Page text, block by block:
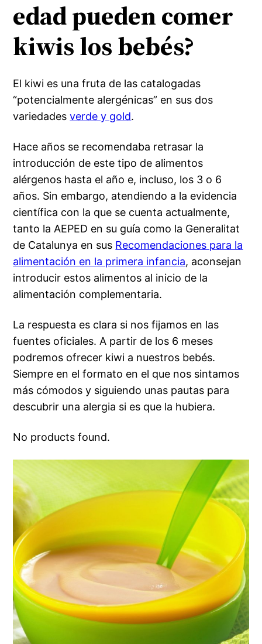
edad pueden comer
kiwis los bebés?
El kiwi es una fruta de las catalogadas
“potencialmente alergénicas” en sus dos
variedadesverde y gold.
Hace años se recomendaba retrasar la
introducción de este tipo de alimentos
alérgenos hasta el año e, incluso, los 3 o 6
años. Sin embargo, atendiendo a la evidencia
científica con la que se cuenta actualmente,
tanto la AEPED en su guía como la Generalitat
de Catalunya en sus Recomendaciones para la
alimentación en la primera infancia, aconsejan
introducir estos alimentos al inicio de la
alimentación complementaria.
La respuesta es clara si nos fijamos en las
fuentes oficiales. A partir de los 6 meses
podremos ofrecer kiwi a nuestros bebés.
Siempre en el formato en el que nos sintamos
más cómodos y siguiendo unas pautas para
descubrir una alergia si es que la hubiera.
No products found.